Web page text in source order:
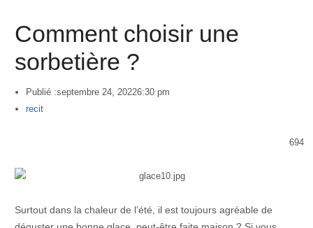
Comment choisir une
sorbetière ?
Publié :septembre 24, 20226:30 pm
Author
recit
694
Surtout dans la chaleur de l’été, il est toujours agréable de